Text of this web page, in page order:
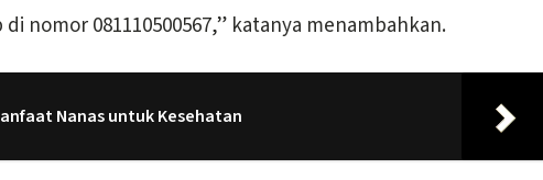
nomor 081110500567,” katanya menambahkan.
Nanas untuk Kesehatan